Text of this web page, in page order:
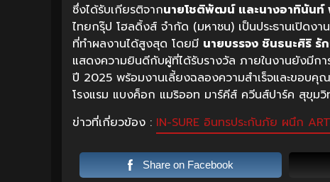
ซึ่งได้รับเกียรติจากนายโชติพัฒน์ และนางอาทินันท์
ไทยกรุ๊ป โฮลดิ้งส์ จำกัด (มหาชน) เป็นประธานเปิด
ที่ทำผลงานได้สูงสุด โดยมี นายบรรจง ชินธนะศิริ รั
แสดงความยินดีกับผู้ที่ได้รับรางวัล ภายในงานยังมีกา
ปี 2025 พร้อมงานเลี้ยงฉลองความสำเร็จและขอบ
โรงแรม แบงค็อก แมริออท มาร์คีส์ ควีนส์ปาร์ค สุขุม
ข่าวที่เกี่ยวข้อง : IN-SURE อินทรประกันภัย ผนึก
Share on Facebook